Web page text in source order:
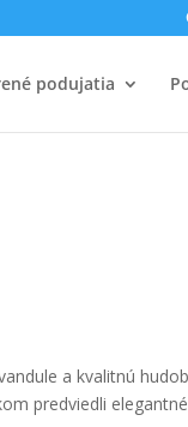
podujatia
a kvalitnú
predviedli elegantné